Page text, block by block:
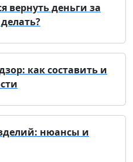
вернуть деньги за
как составить и
нюансы и